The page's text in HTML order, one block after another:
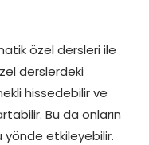
özel dersleri ile
derslerdeki
hissedebilir ve
Bu da onların
yönde etkileyebilir.